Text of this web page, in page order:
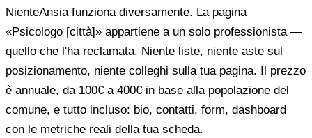
NienteAnsia funziona diversamente. La pagina
«Psicologo [città]» appartiene a un solo professionista —
quello che l'ha reclamata. Niente liste, niente aste sul
posizionamento, niente colleghi sulla tua pagina. Il prezzo
è annuale, da 100€ a 400€ in base alla popolazione del
comune, e tutto incluso: bio, contatti, form, dashboard
con le metriche reali della tua scheda.